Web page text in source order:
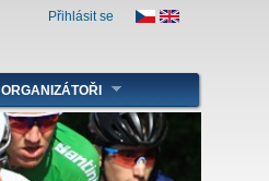
Přihlásit se
ORGANIZÁTOŘI